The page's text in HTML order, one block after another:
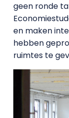
geen ronde
en maken
hebben
ruimtes te